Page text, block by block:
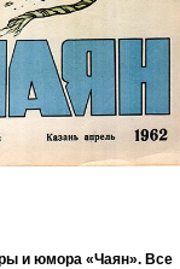
и юмора «Чаян». Все